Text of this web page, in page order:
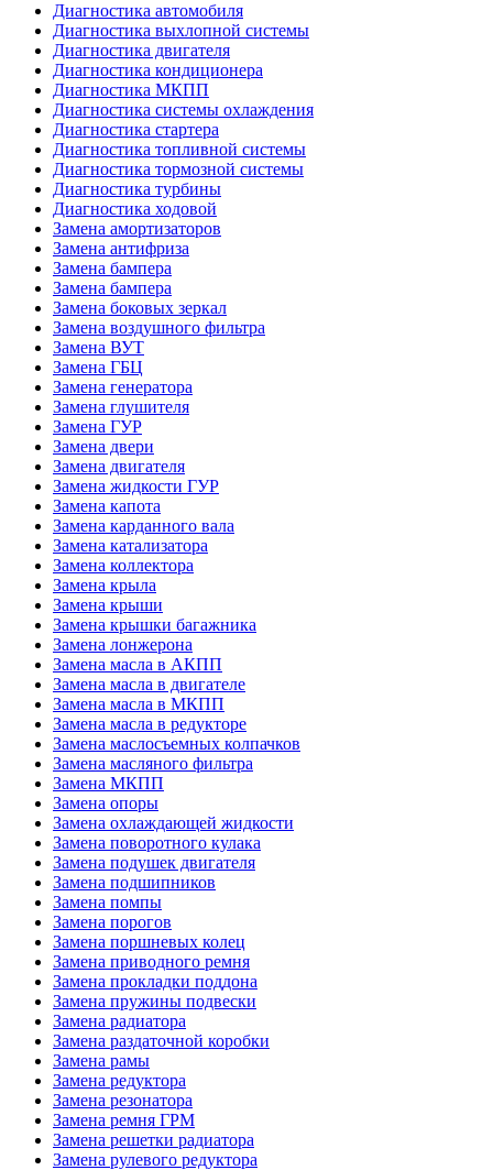
Диагностика автомобиля
Диагностика выхлопной системы
Диагностика двигателя
Диагностика кондиционера
Диагностика МКПП
Диагностика системы охлаждения
Диагностика стартера
Диагностика топливной системы
Диагностика тормозной системы
Диагностика турбины
Диагностика ходовой
Замена амортизаторов
Замена антифриза
Замена бампера
Замена бампера
Замена боковых зеркал
Замена воздушного фильтра
Замена ВУТ
Замена ГБЦ
Замена генератора
Замена глушителя
Замена ГУР
Замена двери
Замена двигателя
Замена жидкости ГУР
Замена капота
Замена карданного вала
Замена катализатора
Замена коллектора
Замена крыла
Замена крыши
Замена крышки багажника
Замена лонжерона
Замена масла в АКПП
Замена масла в двигателе
Замена масла в МКПП
Замена масла в редукторе
Замена маслосъемных колпачков
Замена масляного фильтра
Замена МКПП
Замена опоры
Замена охлаждающей жидкости
Замена поворотного кулака
Замена подушек двигателя
Замена подшипников
Замена помпы
Замена порогов
Замена поршневых колец
Замена приводного ремня
Замена прокладки поддона
Замена пружины подвески
Замена радиатора
Замена раздаточной коробки
Замена рамы
Замена редуктора
Замена резонатора
Замена ремня ГРМ
Замена решетки радиатора
Замена рулевого редуктора